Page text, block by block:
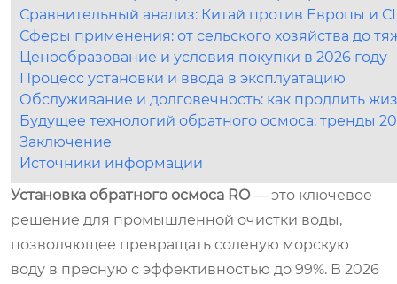
Сравнительный анализ: Китай против Европы и
Сферы применения: от сельского хозяйства до
Ценообразование и условия покупки в 2026 году
Процесс установки и ввода в эксплуатацию
Обслуживание и долговечность: как продлить
Будущее технологий обратного осмоса: тренды
Заключение
Источники информации
Установка обратного осмоса RO— это ключевое
решение для промышленной очистки воды,
позволяющее превращать соленую морскую
воду в пресную с эффективностью до 99%. В 2026